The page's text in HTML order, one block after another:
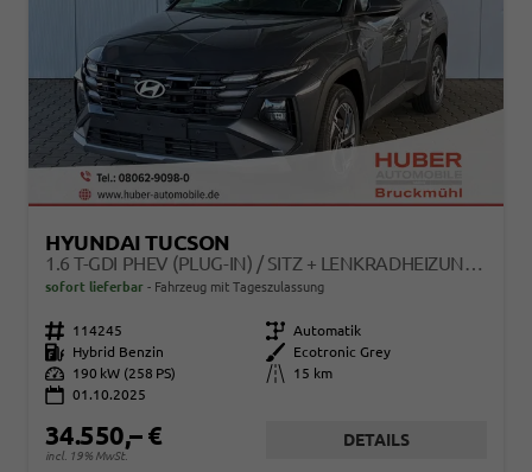
HYUNDAI TUCSON
1.6 T-GDI PHEV (PLUG-IN) / SITZ + LENKRADHEIZUNG TEMPOMAT NAVI ALU 17/ LED KEYLESS
sofort lieferbar Fahrzeug mit Tageszulassung
Fahrzeugnr. 114245 Getriebe Automatik
Kraftstoff
Hybrid Benzin Außenfarbe
Ecotronic Grey
Leistung
190 kW (258 PS) Kilometerstand
15 km
01.10.2025
34.550,– €
incl. 19% MwSt.
DETAILS